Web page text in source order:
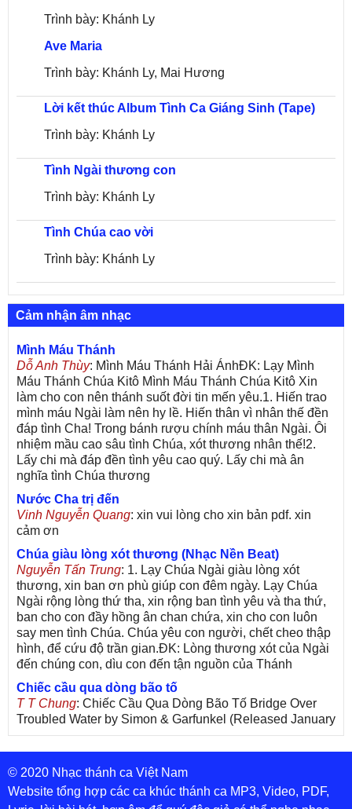
Trình bày: Khánh Ly
Ave Maria
Trình bày: Khánh Ly, Mai Hương
Lời kết thúc Album Tình Ca Giáng Sinh (Tape)
Trình bày: Khánh Ly
Tình Ngài thương con
Trình bày: Khánh Ly
Tình Chúa cao vời
Trình bày: Khánh Ly
Cảm nhận âm nhạc
Mình Máu Thánh
Dỗ Anh Thùy: Mình Máu Thánh Hải ÁnhĐK: Lạy Mình
Máu Thánh Chúa Kitô Mình Máu Thánh Chúa Kitô Xin
làm cho con nên thánh suốt đời tin mến yêu.1. Hiến trao
mình máu Ngài làm nên hy lề. Hiến thân vì nhân thế đền
đáp tình Cha! Trong bánh rượu chính máu thân Ngài. Ôi
nhiệm mầu cao sâu tình Chúa, xót thương nhân thế!2.
Lấy chi mà đáp đền tình yêu cao quý. Lấy chi mà ân
nghĩa tình Chúa thương
Nước Cha trị đến
Vinh Nguyễn Quang: xin vui lòng cho xin bản pdf. xin
cảm ơn
Chúa giàu lòng xót thương (Nhạc Nền Beat)
Nguyễn Tấn Trung: 1. Lạy Chúa Ngài giàu lòng xót
thương, xin ban ơn phù giúp con đêm ngày. Lạy Chúa
Ngài rộng lòng thứ tha, xin rộng ban tình yêu và tha thứ,
ban cho con đầy hồng ân chan chứa, xin cho con luôn
say men tình Chúa. Chúa yêu con người, chết cheo thập
hình, để cứu độ trần gian.ĐK: Lòng thương xót của Ngài
đến chúng con, dìu con đến tận nguồn của Thánh
Chiếc cầu qua dòng bão tố
T T Chung: Chiếc Cầu Qua Dòng Bão Tố Bridge Over
Troubled Water by Simon & Garfunkel (Released January
26, 1970) Lời Việt: Nhạc Sĩ Vũ Đức Nghiêm Trình Bày:
Chung Tử Lưu
De Colores! (Lời Việt)
Son Vu: Bài hát có lời chưa.Cám ơn
© 2020 Nhạc thánh ca Việt Nam
Website tổng hợp các ca khúc thánh ca MP3, Video, PDF,